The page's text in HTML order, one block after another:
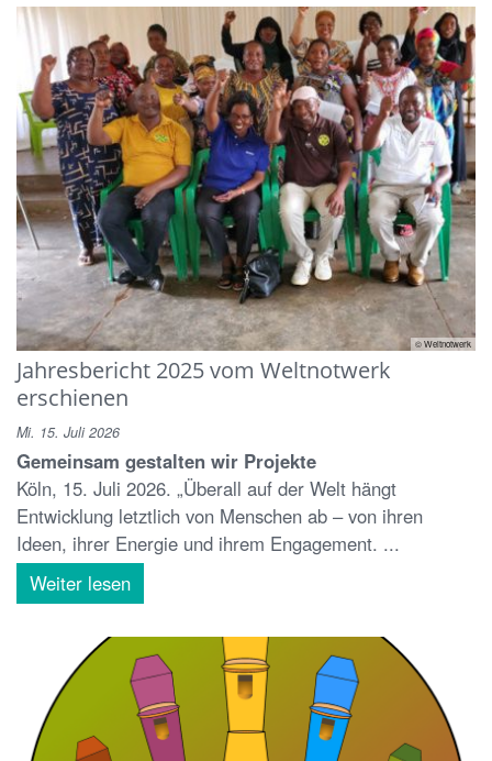
© Weltnotwerk
Jahresbericht 2025 vom Weltnotwerk
erschienen
Mi. 15. Juli 2026
Gemeinsam gestalten wir Projekte
Köln, 15. Juli 2026. „Überall auf der Welt hängt
Entwicklung letztlich von Menschen ab – von ihren
Ideen, ihrer Energie und ihrem Engagement. ...
Weiter lesen